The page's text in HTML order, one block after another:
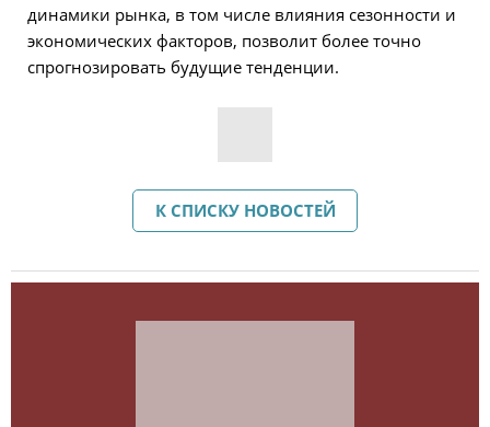
динамики рынка, в том числе влияния сезонности и
экономических факторов, позволит более точно
спрогнозировать будущие тенденции.
К СПИСКУ НОВОСТЕЙ